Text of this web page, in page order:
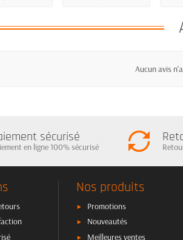
Aucun avis
sécurisé
en ligne 100% sécurisé
Nos produits
Promotions
Nouveautés
Meilleures ventes